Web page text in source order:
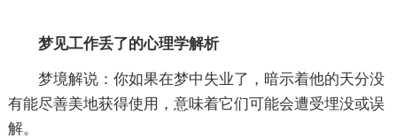
梦见工作丢了的心理学解析
梦境解说：你如果在梦中失业了，暗示着他的天分没
有能尽善美地获得使用，意味着它们可能会遭受埋没或误
解。